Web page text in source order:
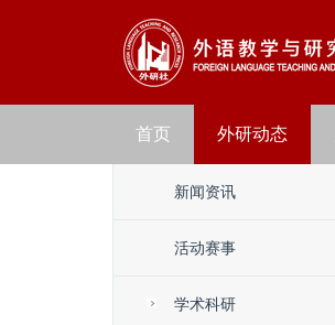
首页 外研动态
新闻资讯
活动赛事
学术科研